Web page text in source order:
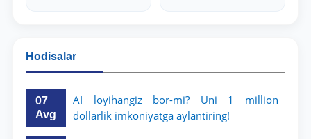
Hodisalar
07
Avg
AI loyihangiz bor-mi? Uni 1 million
dollarlik imkoniyatga aylantiring!